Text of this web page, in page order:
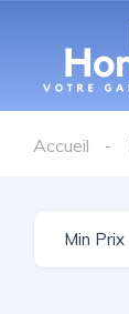
Accueil